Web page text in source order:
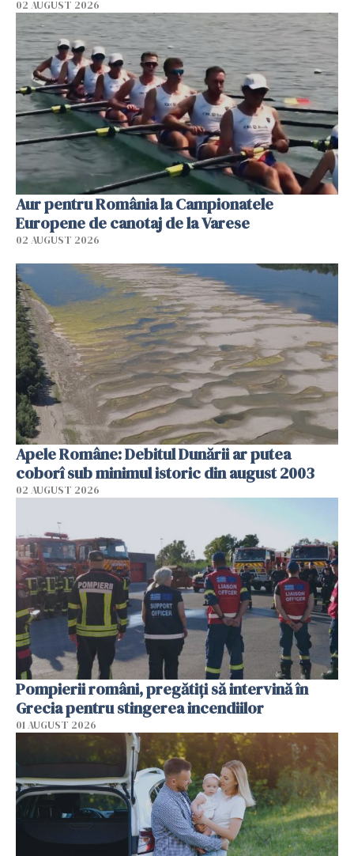
02 AUGUST 2026
Aur pentru România la Campionatele
Europene de canotaj de la Varese
02 AUGUST 2026
Apele Române: Debitul Dunării ar putea
coborî sub minimul istoric din august 2003
02 AUGUST 2026
Pompierii români, pregătiţi să intervină în
Grecia pentru stingerea incendiilor
01 AUGUST 2026